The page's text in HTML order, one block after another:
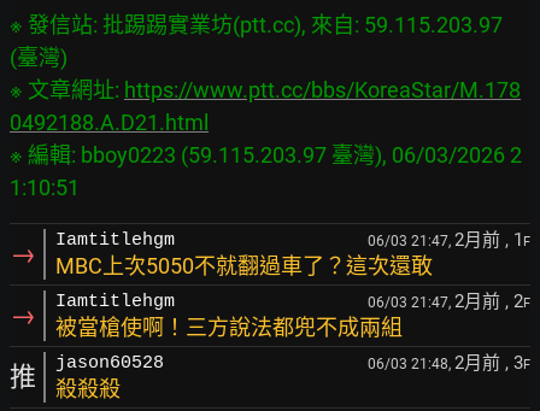
※ 發信站: 批踢踢實業坊(ptt.cc), 來自: 59.115.203.97
(臺灣)
※ 文章網址: https://www.ptt.cc/bbs/KoreaStar/M.178
0492188.A.D21.html
※ 編輯: bboy0223 (59.115.203.97 臺灣), 06/03/2026 2
→ Iamtitlehgm 06/03 21:47, 2月前 , 1 F
MBC上次5050不就翻過車了？這次還敢
→ Iamtitlehgm 06/03 21:47, 2月前 , 2F
被當槍使啊！三方說法都兜不成兩組
推 jason60528 06/03 21:48, 2月前 , 3F
殺殺殺